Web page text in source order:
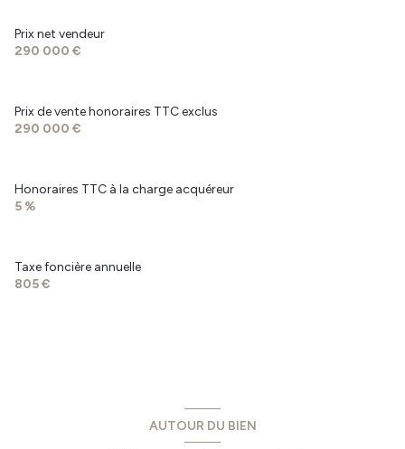
chambre
garage
Prix net vendeur
290 000 €
Prix de vente honoraires TTC exclus
290 000 €
Honoraires TTC à la charge acquéreur
5 %
Taxe foncière annuelle
805 €
AUTOUR DU BIEN